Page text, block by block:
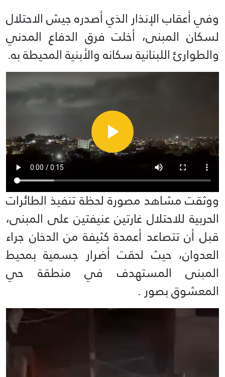
وفي أعقاب الإنذار الذي أصدره جيش الاحتلال
لسكان المبنى، أخلت فرق الدفاع المدني
والطوارئ اللبنانية سكانه والأبنية المحيطة به.
ووثقت مشاهد مصورة لحظة تنفيذ الطائرات
الحربية للاحتلال غارتين عنيفتين على المبنى،
قبل أن تتصاعد أعمدة كثيفة من الدخان جراء
العدوان، حيث لحقت أضرار جسمية بمحيط
المبنى المستهدف في منطقة حي
المعشوق بصور .